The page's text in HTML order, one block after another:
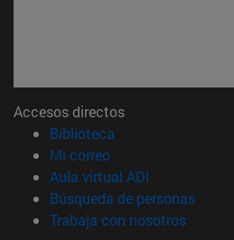
Accesos directos
Biblioteca
Mi correo(abre en nueva
Aula virtual ADI
Búsqueda de personas(abre
Trabaja con nosotros(abre